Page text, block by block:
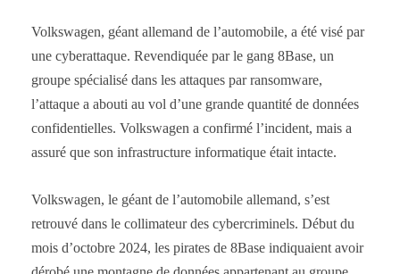
Volkswagen, géant allemand de l’automobile, a été visé par
une cyberattaque. Revendiquée par le gang 8Base, un
groupe spécialisé dans les attaques par ransomware,
l’attaque a abouti au vol d’une grande quantité de données
confidentielles. Volkswagen a confirmé l’incident, mais a
assuré que son infrastructure informatique était intacte.
Volkswagen, le géant de l’automobile allemand, s’est
retrouvé dans le collimateur des cybercriminels. Début du
mois d’octobre 2024, les pirates de 8Base indiquaient avoir